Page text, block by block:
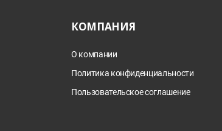
КОМПАНИЯ
О компании
Политика конфиденциальности
Пользовательское соглашение